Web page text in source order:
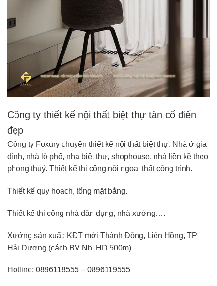
Công ty thiết kế nội thất biệt thự tân cổ điển
đẹp
Công ty Foxury chuyên thiết kế nội thất biệt thự: Nhà ở gia
đình, nhà lô phố, nhà biệt thự, shophouse, nhà liền kề theo
phong thuỷ. Thiết kế thi công nội ngoại thất công trình.
Thiết kế quy hoạch, tổng mặt bằng.
Thiết kế thi công nhà dân dụng, nhà xưởng….
Xưởng sản xuất: KĐT mới Thành Đông, Liên Hồng, TP
Hải Dương (cách BV Nhi HD 500m).
Hotline: 0896118555 – 0896119555